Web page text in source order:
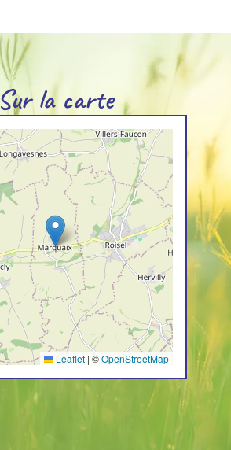
Sur la carte
Leaflet | ©OpenStreetMap